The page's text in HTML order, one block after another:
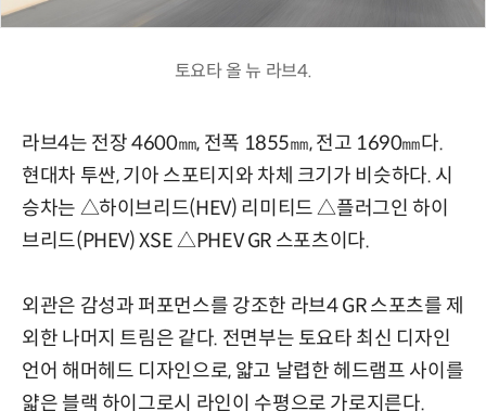
토요타 올 뉴 라브4.
라브4는 전장 4600㎜, 전폭 1855㎜, 전고 1690㎜다.
현대차 투싼, 기아 스포티지와 차체 크기가 비슷하다. 시
승차는 △하이브리드(HEV) 리미티드△플러그인하이
브리드(PHEV) XSE △PHEV GR 스포츠이다.
외관은 감성과 퍼포먼스를 강조한 라브4 GR 스포츠를 제
외한 나머지 트림은 같다. 전면부는 토요타 최신 디자인
언어 해머헤드 디자인으로, 얇고 날렵한 헤드램프 사이를
얇은 블랙 하이그로시 라인이 수평으로 가로지른다.